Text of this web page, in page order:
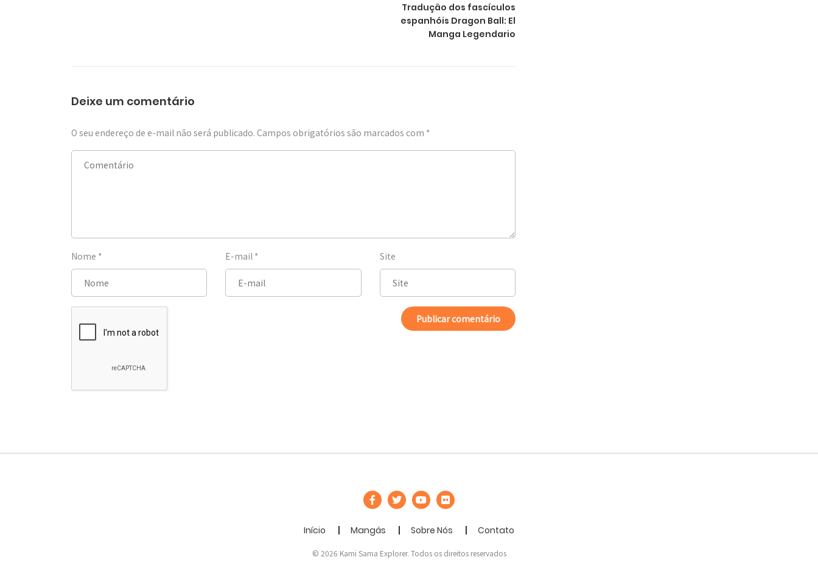
Tradução dos fascículos
espanhóis Dragon Ball: El
Manga Legendario
Deixe um comentário
O seu endereço de e-mail não será publicado. Campos obrigatórios são marcados com *
Nome * E-mail * Site
Início Mangás Sobre Nós Contato
© 2026 Kami Sama Explorer. Todos os direitos reservados